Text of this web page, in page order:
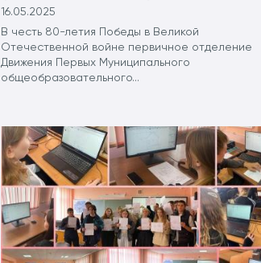
16.05.2025
В честь 80-летия Победы в Великой
Отечественной войне первичное отделение
Движения Первых Муниципального
общеобразовательного...